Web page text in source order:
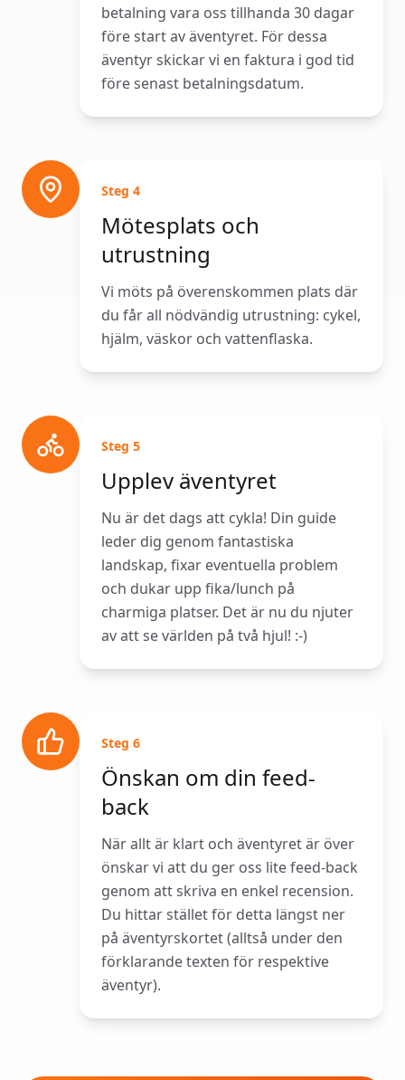
betalning vara oss tillhanda 30 dagar
före start av äventyret. För dessa
äventyr skickar vi en faktura i god tid
före senast betalningsdatum.
Steg 4
Mötesplats och
utrustning
Vi möts på överenskommen plats där
du får all nödvändig utrustning: cykel,
hjälm, väskor och vattenflaska.
Steg 5
Upplev äventyret
Nu är det dags att cykla! Din guide
leder dig genom fantastiska
landskap, fixar eventuella problem
och dukar upp fika/lunch på
charmiga platser. Det är nu du njuter
av att se världen på två hjul! :-)
Steg 6
Önskan om din feed-
back
När allt är klart och äventyret är över
önskar vi att du ger oss lite feed-back
genom att skriva en enkel recension.
Du hittar stället för detta längst ner
på äventyrskortet (alltså under den
förklarande texten för respektive
äventyr).